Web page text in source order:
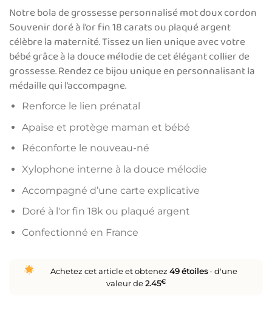
Notre bola de grossesse personnalisé mot doux cordon
Souvenir doré à l’or fin 18 carats ou plaqué argent
célèbre la maternité. Tissez un lien unique avec votre
bébé grâce à la douce mélodie de cet élégant collier de
grossesse. Rendez ce bijou unique en personnalisant la
médaille qui l’accompagne.
Renforce le lien prénatal
Apaise et protège maman et bébé
Réconforte le nouveau-né
Xylophone interne à la douce mélodie
Accompagné d’une carte explicative
Doré à l'or fin 18k ou plaqué argent
Confectionné en France
Achetez cet article et obtenez 49étoiles- d'une
valeur de2.45€